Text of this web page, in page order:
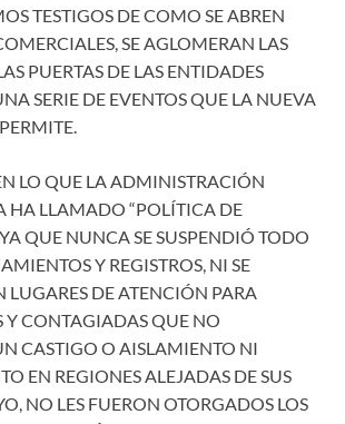
TESTIGOS DE COMO SE ABREN
SE AGLOMERAN LAS
PUERTAS DE LAS ENTIDADES
SERIE DE EVENTOS QUE LA NUEVA
LO QUE LA ADMINISTRACIÓN
HA LLAMADO “POLÍTICA DE
QUE NUNCA SE SUSPENDIÓ TODO
Y REGISTROS, NI SE
DE ATENCIÓN PARA
CONTAGIADAS QUE NO
CASTIGO O AISLAMIENTO NI
EN REGIONES ALEJADAS DE SUS
NO LES FUERON OTORGADOS LOS